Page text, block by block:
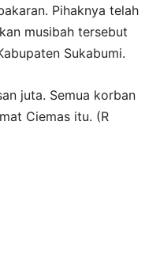
Pihaknya telah
musibah tersebut
Sukabumi.
juta. Semua korban
Ciemas itu. (R